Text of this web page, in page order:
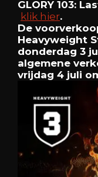
GLORY 103:
klik hier.
De
Heavyweight
donderdag 3
algemene
vrijdag 4 juli